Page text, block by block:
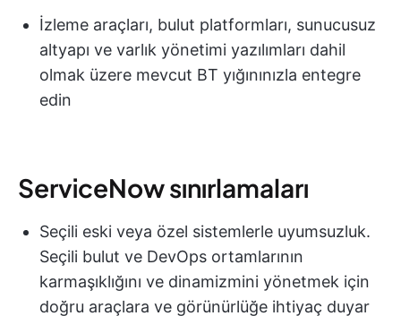
İzleme araçları, bulut platformları, sunucusuz
altyapı ve varlık yönetimi yazılımları dahil
olmak üzere mevcut BT yığınınızla entegre
edin
ServiceNow sınırlamaları
Seçili eski veya özel sistemlerle uyumsuzluk.
Seçili bulut ve DevOps ortamlarının
karmaşıklığını ve dinamizmini yönetmek için
doğru araçlara ve görünürlüğe ihtiyaç duyar